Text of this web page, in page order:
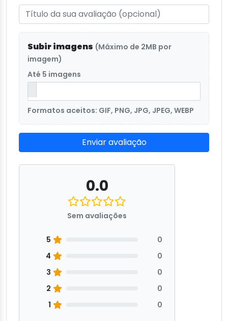
Subir imagens (Máximo de 2MB por
imagem)
Até 5 imagens
Formatos aceitos: GIF, PNG, JPG, JPEG, WEBP
Enviar avaliação
0.0
Sem avaliações
5
0
4
0
3
0
2
0
1
0